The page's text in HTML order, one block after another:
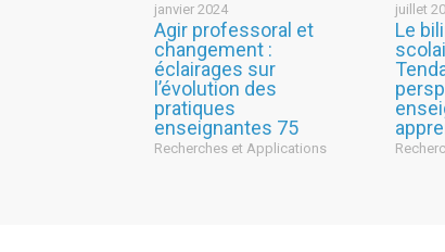
janvier 2024
Agir professoral et
changement :
éclairages sur
l’évolution des
pratiques
enseignantes 75
Recherches et Applications
juillet
Le